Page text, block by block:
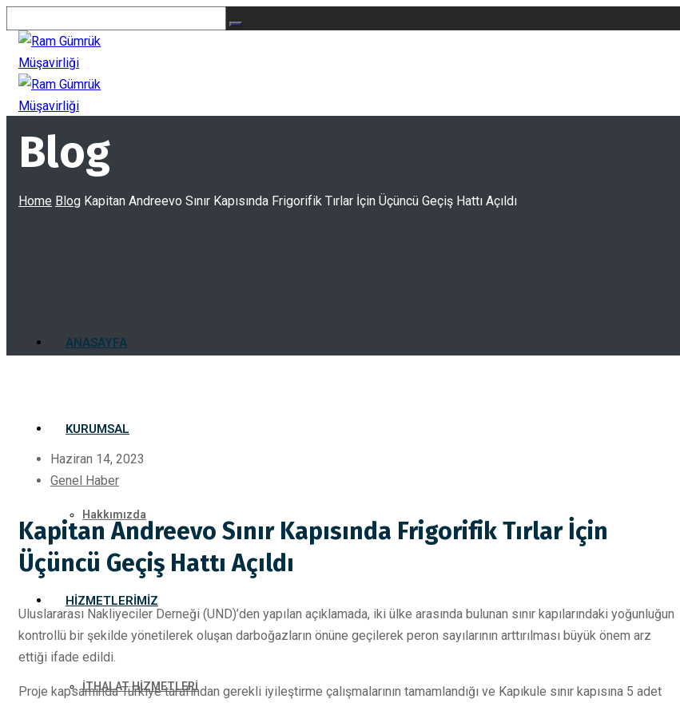
ANASAYFA
KURUMSAL
Hakkımızda
HIZMETLERIMIZ
İTHALAT HİZMETLERİ
Blog
Home Blog Kapitan Andreevo Sınır Kapısında Frigorifik Tırlar İçin Üçüncü Geçiş Hattı Açıldı
Haziran 14, 2023
Genel Haber
Kapitan Andreevo Sınır Kapısında Frigorifik Tırlar İçin
Üçüncü Geçiş Hattı Açıldı
Uluslararası Nakliyeciler Derneği (UND)’den yapılan açıklamada, iki ülke arasında bulunan sınır kapılarındaki yoğunluğun
kontrollü bir şekilde yönetilerek oluşan darboğazların önüne geçilerek peron sayılarının arttırılması büyük önem arz
ettiği ifade edildi.
Proje kapsamında Türkiye tarafından gerekli iyileştirme çalışmalarının tamamlandığı ve Kapıkule sınır kapısına 5 adet